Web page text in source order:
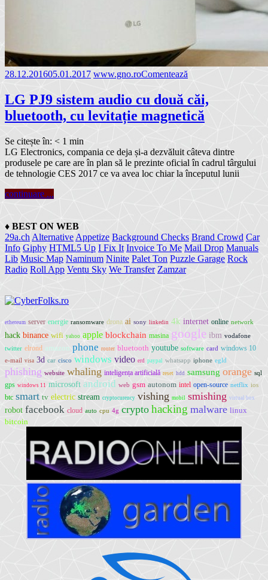
28.12.201605.01.2017 www.gno.roComentează
LG PJ9 sistem audio cu două căi,
bluetooth, cu levitație magnetică
Se citește în: < 1 min
LG Electronics, compania ce deja și-a dezvăluit câteva dintre
produsele pe care are în plan să le prezinte oficial în cadrul târgului
de tehnologie CES 2017 ce va avea loc chiar la începutul lunii
continuare ...
♦ BEST ON WEB
29a.ch Alternative Appetize Background Checks Brand Crowd Car
Info Giphy HTML5 Up I Fix It Invoice To Me Mail Drop Manuals
Lib Music Map Naminum Ninite Palet Ton Puzzle Garage Rock
Radio Roll App Ventu Sky We Transfer Zamzar
ethereum server energie ransomware drona ai sony linkedin 4k internet online network
hack binance wifi yahoo apple blockchain masina google ibm vodafone
twitter elrond amazon phone router bluetooth youtube software card windows 10
e-mail visa 3d car cisco windows video erd paypal whatsapp iphone egld
phishing website whaling inteligența artificială reset hdd samsung orange sql
gps windows 11 microsoft android web gsm autonom intel open-source netflix ios
btc smart tv electric stream cryptocurency vishing mobil smishing virtual box
robot facebook cloud auto cpu 4g crypto hacking malware linux
bitcoin